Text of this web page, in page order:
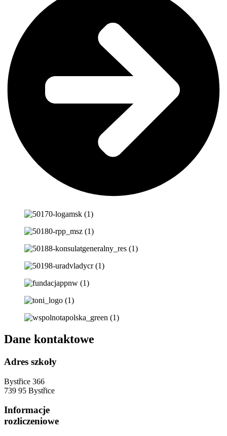
Dane kontaktowe
Adres szkoły
Bystřice 366
739 95 Bystřice
Informacje
rozliczeniowe